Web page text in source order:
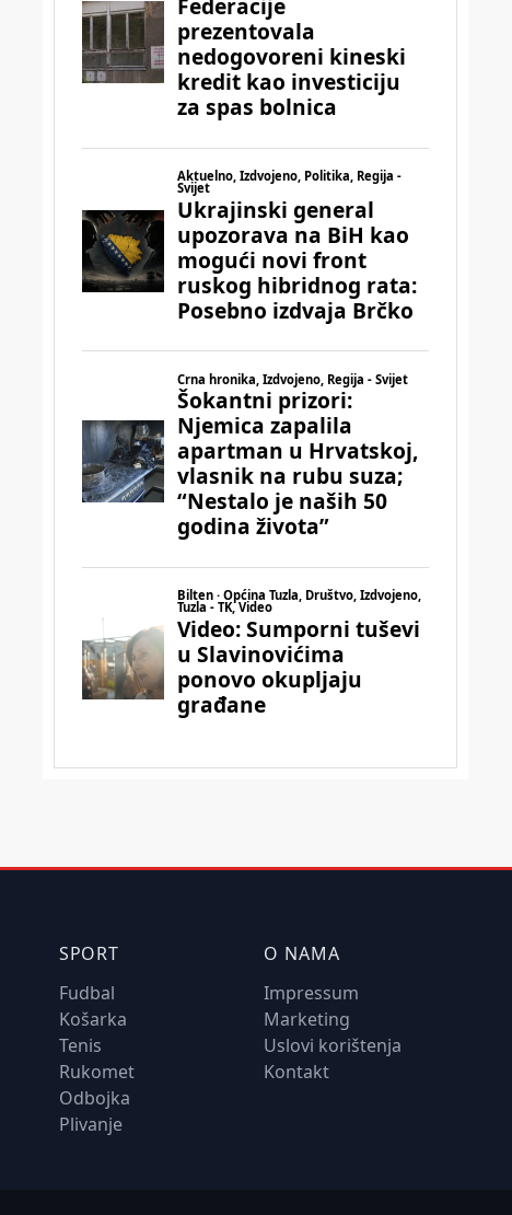
SPORT
Fudbal
Košarka
Tenis
Rukomet
Odbojka
Plivanje
O NAMA
Impressum
Marketing
Uslovi korištenja
Kontakt